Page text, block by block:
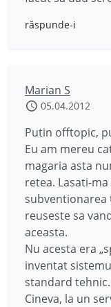
răspunde-i
Marian S
05.04.2012
Putin offtopic,
Eu am mereu
magaria asta
retea. Lasati-
subventionarea
reuseste sa
aceasta.
Nu acesta era
inventat
standard
Cineva, la un